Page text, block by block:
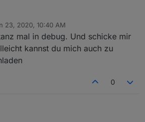
angemeldet.
23, 2020, 10:40 AM
mal in debug. Und schicke mir
kannst du mich auch zu
0